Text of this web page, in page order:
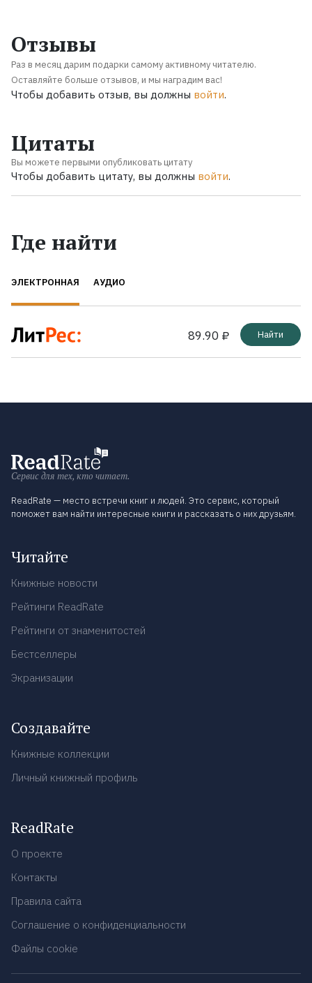
Отзывы
Раз в месяц дарим подарки самому активному читателю.
Оставляйте больше отзывов, и мы наградим вас!
Чтобы добавить отзыв, вы должны войти.
Цитаты
Вы можете первыми опубликовать цитату
Чтобы добавить цитату, вы должны войти.
Где найти
ЭЛЕКТРОННАЯ АУДИО
89.90 ₽ Найти
Сервис для тех, кто читает.
ReadRate — место встречи книг и людей. Это сервис, который
поможет вам найти интересные книги и рассказать о них друзьям.
Читайте
Книжные новости
Рейтинги ReadRate
Рейтинги от знаменитостей
Бестселлеры
Экранизации
Создавайте
Книжные коллекции
Личный книжный профиль
ReadRate
О проекте
Контакты
Правила сайта
Соглашение о конфиденциальности
Файлы cookie